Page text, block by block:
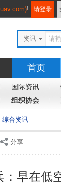
! 请登录
资讯
首页
国际资讯
组织协会
综合资讯
分享
：早在低